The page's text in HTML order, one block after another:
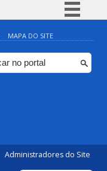
Simplifique!
Comunica BR
Participe
MAPA DO SITE
Administradores do Site